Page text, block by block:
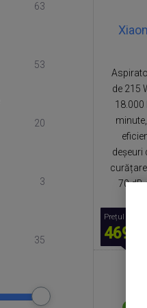
de 215
18.000
deșeuri
70
Prețul
63
53
20
3
35